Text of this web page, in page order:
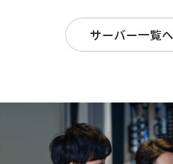
サーバー一覧